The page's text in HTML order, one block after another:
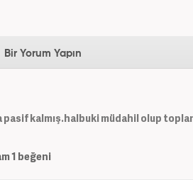
Bir Yorum Yapın
kalmış.halbuki müdahil olup
1 beğeni